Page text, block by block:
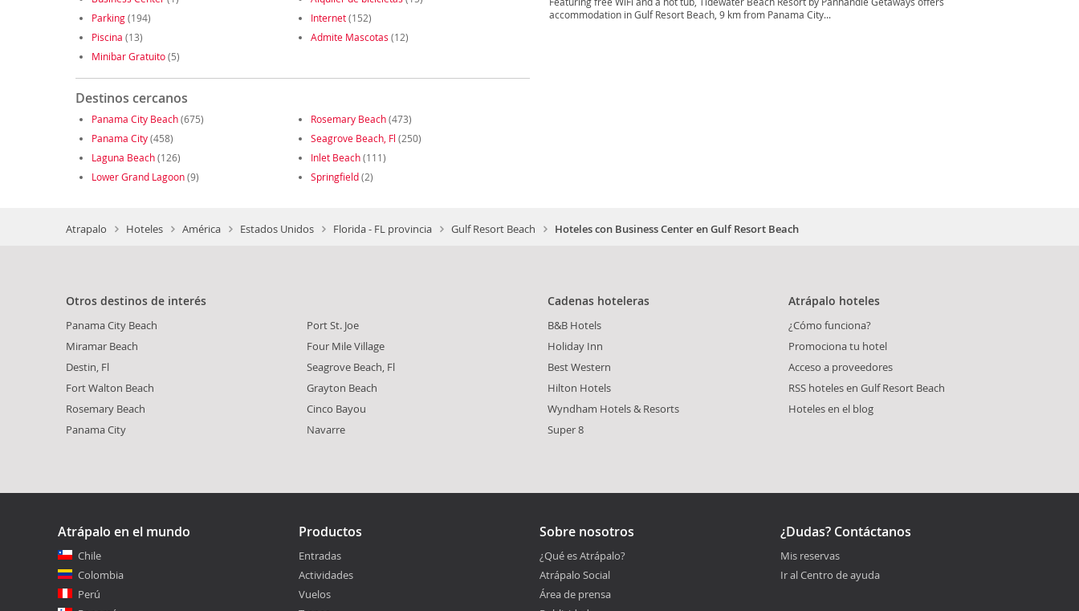
Parking(194) Internet(152)
Piscina (13) Admite Mascotas (12)
Minibar Gratuito(5)
Destinos cercanos
Panama City Beach(675) Rosemary Beach(473)
Panama City(458) Seagrove Beach, Fl (250)
Laguna Beach(126) Inlet Beach(111)
Lower Grand Lagoon(9) Springfield(2)
accommodation in Gulf Resort Beach, 9 km from Panama City...
Atrapalo Hoteles América Estados Unidos Florida - FL provincia Gulf Resort Beach Hoteles con Business Center en Gulf Resort Beach
Otros destinos de interés
Panama City Beach
Miramar Beach
Destin, Fl
Fort Walton Beach
Rosemary Beach
Panama City
Port St. Joe
Four Mile Village
Seagrove Beach, Fl
Grayton Beach
Cinco Bayou
Navarre
Cadenas hoteleras
B&B Hotels
Holiday Inn
Best Western
Hilton Hotels
Wyndham Hotels & Resorts
Super 8
Atrápalo hoteles
¿Cómo funciona?
Promociona tu hotel
Acceso a proveedores
RSS hoteles en Gulf Resort Beach
Hoteles en el blog
Atrápalo en el mundo
Chile
Colombia
Perú
Productos
Entradas
Actividades
Vuelos
Sobre nosotros
¿Qué es Atrápalo?
Atrápalo Social
Área de prensa
¿Dudas? Contáctanos
Mis reservas
Ir al Centro de ayuda